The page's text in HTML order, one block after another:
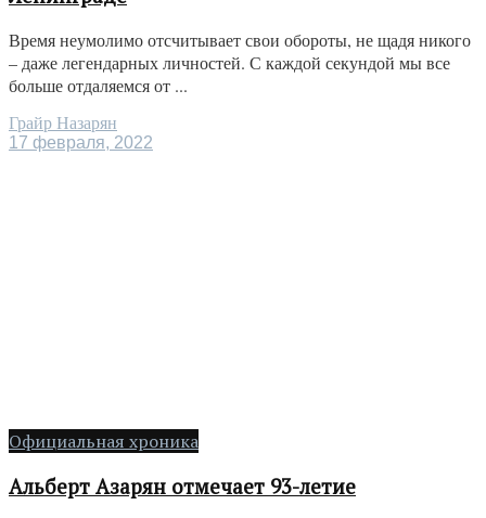
Время неумолимо отсчитывает свои обороты, не щадя никого
– даже легендарных личностей. С каждой секундой мы все
больше отдаляемся от ...
Грайр Назарян
17 февраля, 2022
Официальная хроника
Альберт Азарян отмечает 93-летие